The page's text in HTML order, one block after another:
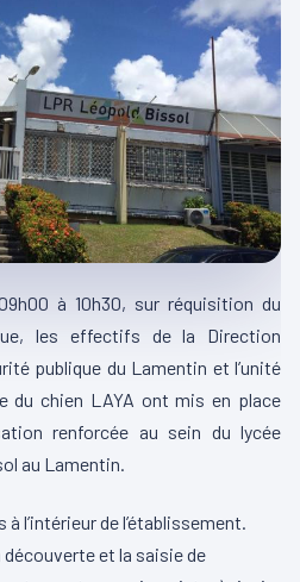
à 10h30, sur réquisition du
les effectifs de la Direction
publique du Lamentin et l’unité
du chien LAYA ont mis en place
renforcée au sein du lycée
au Lamentin.
l’intérieur de l’établissement.
et la saisie de